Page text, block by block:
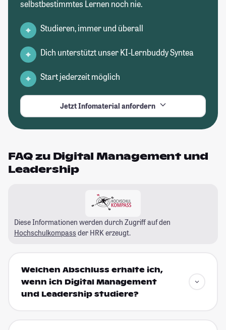
selbstbestimmtes Lernen noch nie.
Studieren, immer und überall
Dich unterstützt unser KI-Lernbuddy Syntea
Start jederzeit möglich
Jetzt Infomaterial anfordern
FAQ zu Digital Management und
Leadership
Diese Informationen werden durch Zugriff auf den
Hochschulkompass der HRK erzeugt.
Welchen Abschluss erhalte ich,
wenn ich Digital Management
und Leadership studiere?